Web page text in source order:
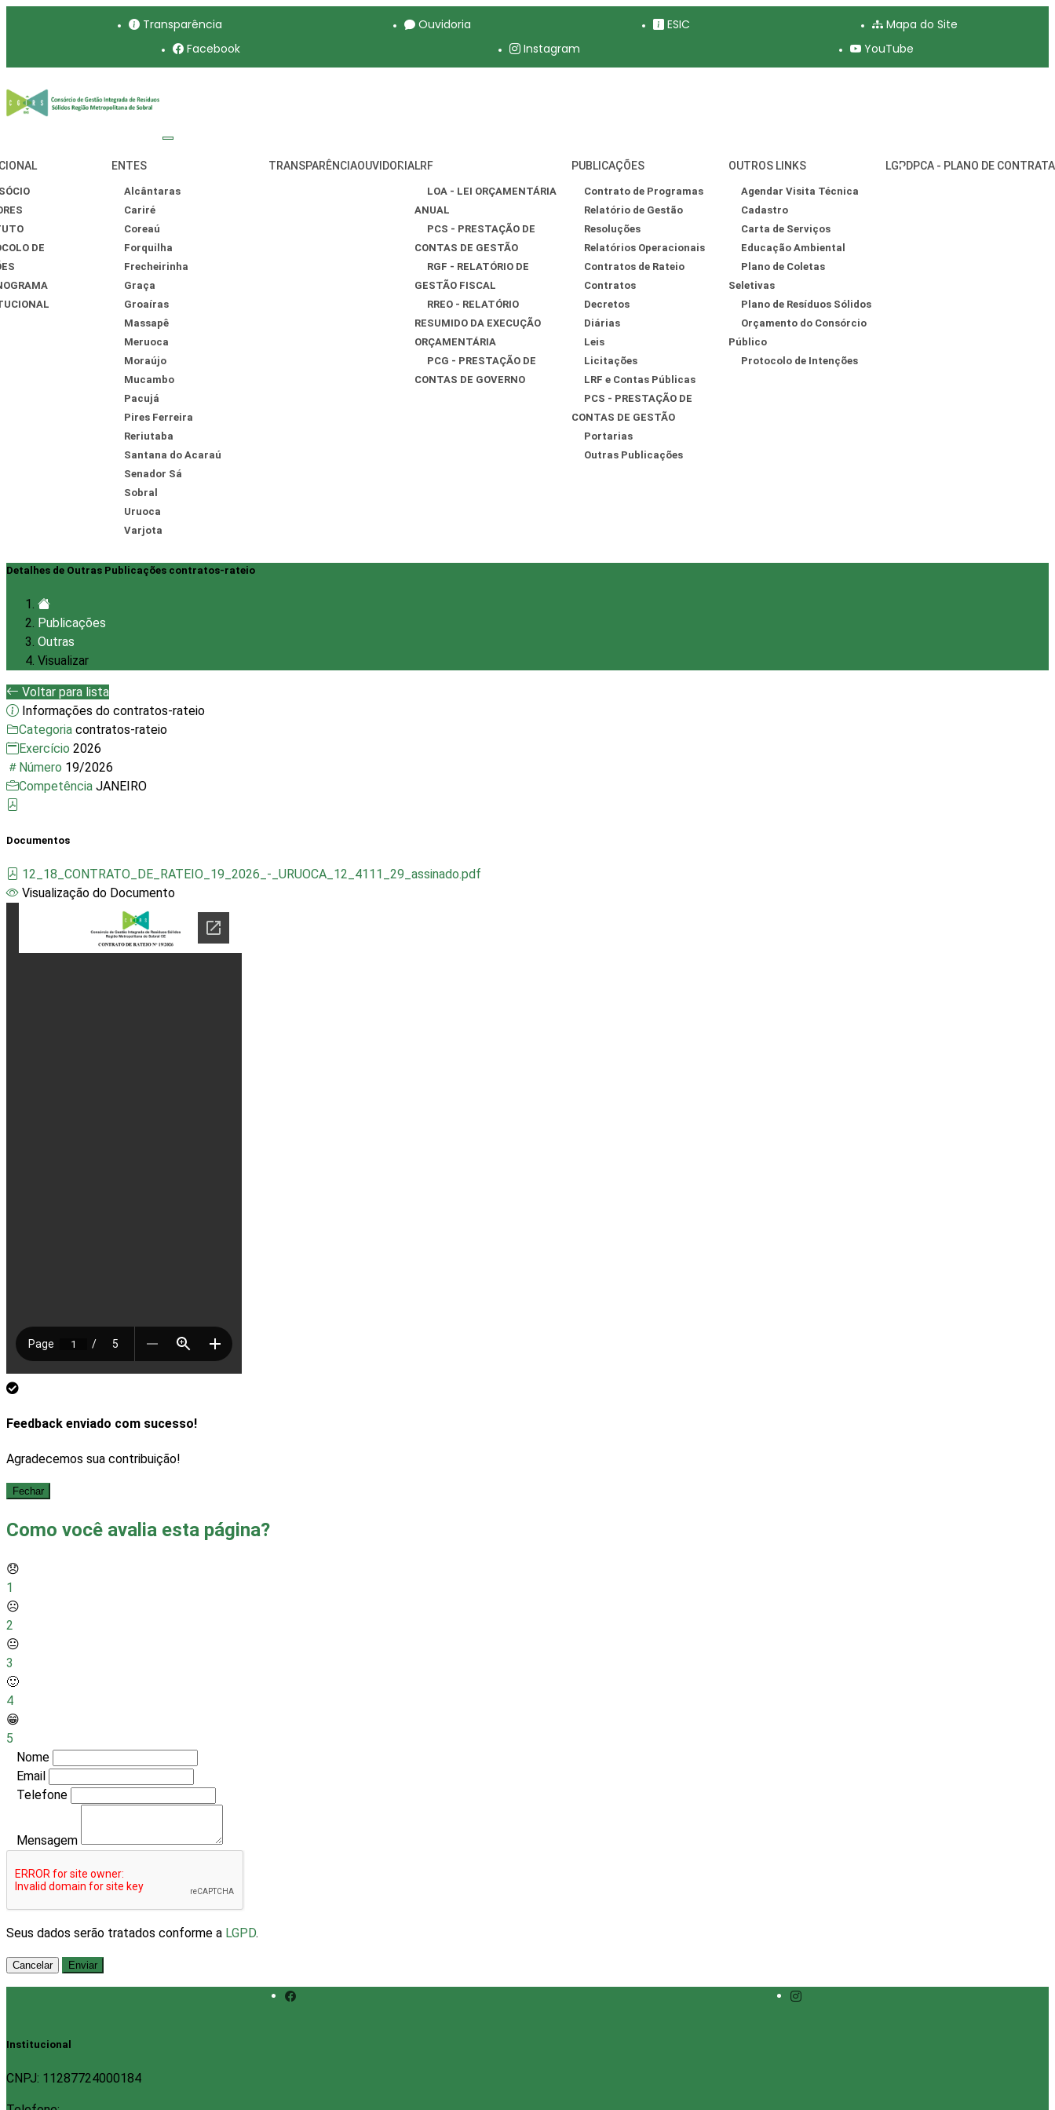
Transparência Ouvidoria ESIC
Mapa do Site
Facebook
Instagram YouTube
DE
ENTES
Alcântaras
Cariré
Coreaú
Forquilha
Frecheirinha
Graça
Groaíras
Massapê
Meruoca
Moraújo
Mucambo
Pacujá
Pires Ferreira
Reriutaba
Santana do Acaraú
Senador Sá
Sobral
Uruoca
Varjota
TRANSPARÊNCIAOUVIDORIALRF
LOA - LEI ORÇAMENTÁRIA
ANUAL
PCS - PRESTAÇÃO DE
CONTAS DE GESTÃO
RGF - RELATÓRIO DE
GESTÃO FISCAL
RREO - RELATÓRIO
RESUMIDO DA EXECUÇÃO
ORÇAMENTÁRIA
PCG - PRESTAÇÃO DE
CONTAS DE GOVERNO
PUBLICAÇÕES
Contrato de Programas
Relatório de Gestão
Resoluções
Relatórios Operacionais
Contratos de Rateio
Contratos
Decretos
Diárias
Leis
Licitações
LRF e Contas Públicas
PCS - PRESTAÇÃO DE
CONTAS DE GESTÃO
Portarias
Outras Publicações
OUTROS LINKS
Agendar Visita Técnica
Cadastro
Carta de Serviços
Educação Ambiental
Plano de Coletas
Seletivas
Plano de Resíduos Sólidos
Orçamento do Consórcio
Público
Protocolo de Intenções
LGPDPCA - PLANO DE
Detalhes de Outras Publicações contratos-rateio
Publicações
Outras
Visualizar
Voltar para lista
Informações do contratos-rateio
Categoria contratos-rateio
Exercício 2026
Número 19/2026
Competência JANEIRO
Documentos
12_18_CONTRATO_DE_RATEIO_19_2026_-_URUOCA_12_4111_29_assinado.pdf
Visualização do Documento
Feedback enviado com sucesso!
Agradecemos sua contribuição!
Fechar
Como você avalia esta página?
😞
1
☹️
2
😐
3
🙂
4
😁
5
Nome
Email
Telefone
Mensagem
Seus dados serão tratados conforme a LGPD.
Cancelar Enviar
Institucional
CNPJ: 11287724000184